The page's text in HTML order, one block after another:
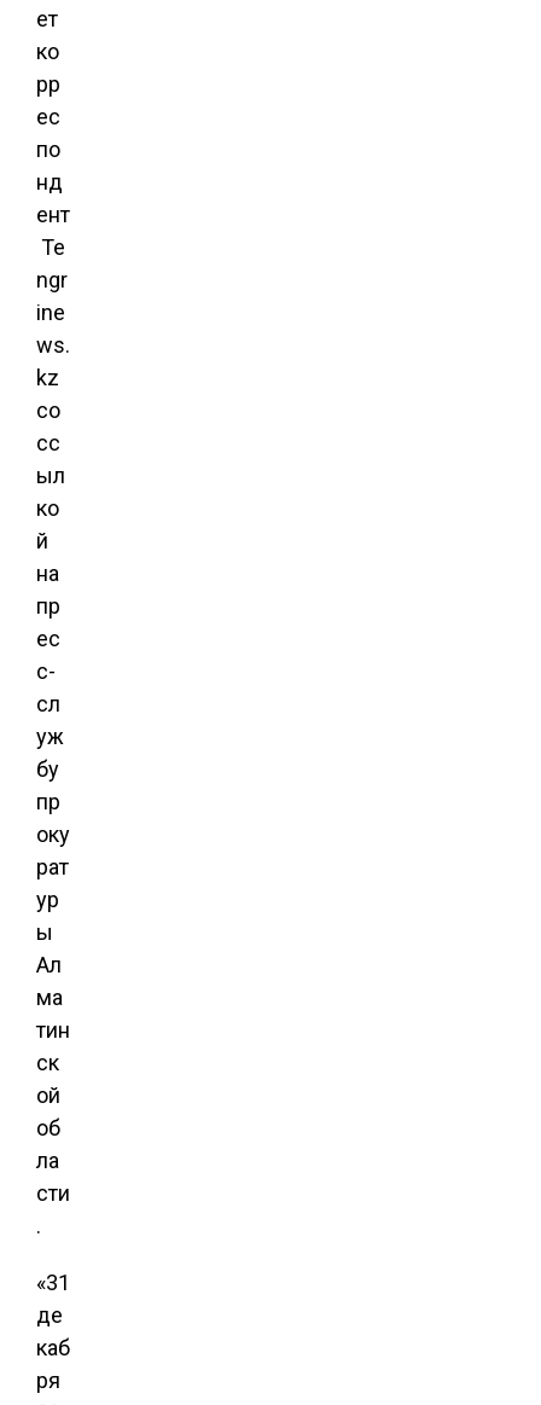
ет
ко
рр
ес
по
нд
ент
Te
ngr
ine
ws.
kz
со
сс
ыл
ко
й
на
пр
ес
с-
сл
уж
бу
пр
оку
рат
ур
ы
Ал
ма
тин
ск
ой
об
ла
сти
.
«31
де
каб
ря